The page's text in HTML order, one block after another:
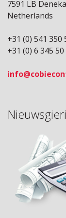
7591 LB
Netherlands
+31 (0) 541 350
+31 (0) 6 345